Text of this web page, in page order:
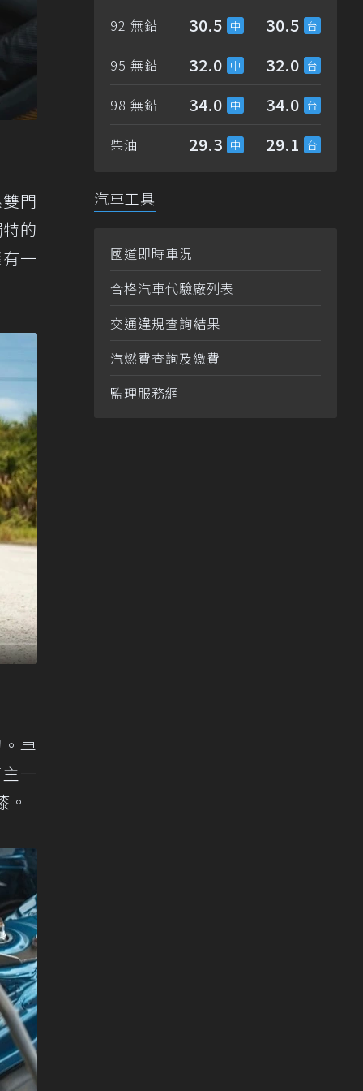
門
的
一
車
一
92 無鉛 30.5 30.5
95 無鉛 32.0 32.0
98 無鉛 34.0 34.0
柴油 29.3 29.1
汽車工具
國道即時車況
合格汽車代驗廠列表
交通違規查詢結果
汽燃費查詢及繳費
監理服務網